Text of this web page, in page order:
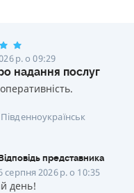
р. о 09:29
надання послуг
представника
серпня 2026 р. о 10:35
день!